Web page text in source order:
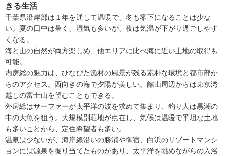
きる生活
千葉県沿岸部は１年を通して温暖で、冬も零下になることは少な
い。夏の日中は暑く、湿気も多いが、夜は気温が下がり過ごしやす
くなる。
海と山の自然が両方楽しめ、他エリアに比べ海に近い土地の取得も
可能。
内房総の魅力は、ひなびた漁村の風景が残る素朴な環境と都市部か
らのアクセス。西向きの海で夕陽が美しい。館山周辺からは東京湾
越しの富士山を望むこともできる。
外房総はサーファーが太平洋の波を求めて集まり、釣り人は黒潮の
中の大魚を狙う。大規模別荘地が点在し、気候は温暖で平坦な土地
も多いことから、定住希望者も多い。
温泉は少ないが、海岸線沿いの勝浦や御宿、白浜のリゾートマンシ
ョンには源泉を掘り当てたものがあり、太平洋を眺めながらの入浴